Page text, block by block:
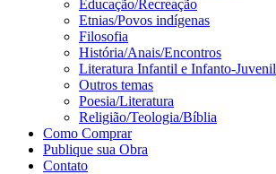
Educação/Recreação
Etnias/Povos indígenas
Filosofia
História/Anais/Encontros
Literatura Infantil e Infanto-Juvenil
Outros temas
Poesia/Literatura
Religião/Teologia/Bíblia
Como Comprar
Publique sua Obra
Contato